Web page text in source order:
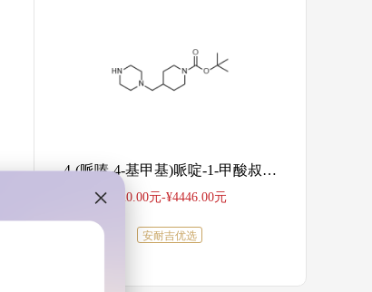
4-(哌嗪-4-基甲基)哌啶-1-甲酸叔丁酯
¥20.00元-¥4446.00元
安耐吉优选